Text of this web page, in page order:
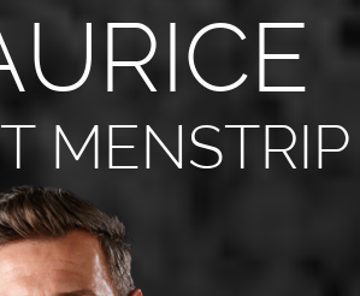
URICE
MENSTRIP